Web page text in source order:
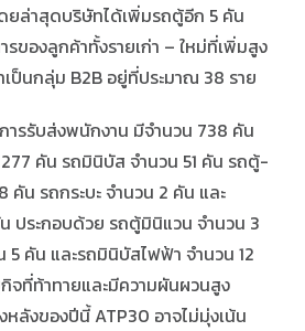
ยล่าสุดบริษัทได้เพิ่มรถตู้อีก 5 คัน
รของลูกค้าทั้งรายเก่า – ใหม่ที่เพิ่มสูง
ป็นกลุ่ม B2B อยู่ที่ประมาณ 38 ราย
ารรับส่งพนักงาน มีจำนวน 738 คัน
คัน รถมินิบัส จำนวน 51 คัน รถตู้-
คัน รถกระบะ จำนวน 2 คัน และ
ประกอบด้วย รถตู้มินิแวน จำนวน 3
คัน และรถมินิบัสไฟฟ้า จำนวน 12
จที่ท้าทายและมีความผันผวนสูง
หลังของปีนี้ ATP30 อาจไม่มุ่งเน้น